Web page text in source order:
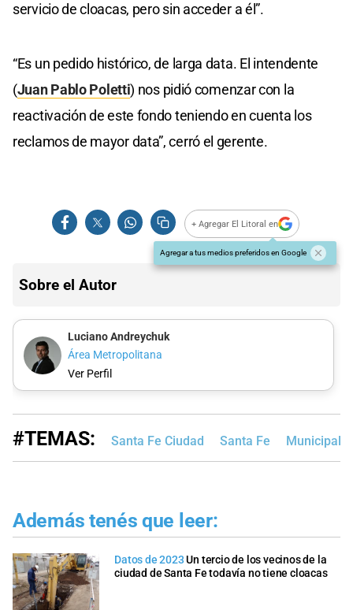
servicio de cloacas, pero sin acceder a él”.
“Es un pedido histórico, de larga data. El intendente
(Juan Pablo Poletti) nos pidió comenzar con la
reactivación de este fondo teniendo en cuenta los
reclamos de mayor data”, cerró el gerente.
+ Agregar El Litoral en
Agregar a tus medios preferidos en Google
Sobre el Autor
Luciano Andreychuk
Área Metropolitana
Ver Perfil
#TEMAS: Santa Fe Ciudad Santa Fe
Además tenés que leer:
Datos de 2023Un tercio de los vecinos de la
ciudad de Santa Fe todavía no tiene cloacas